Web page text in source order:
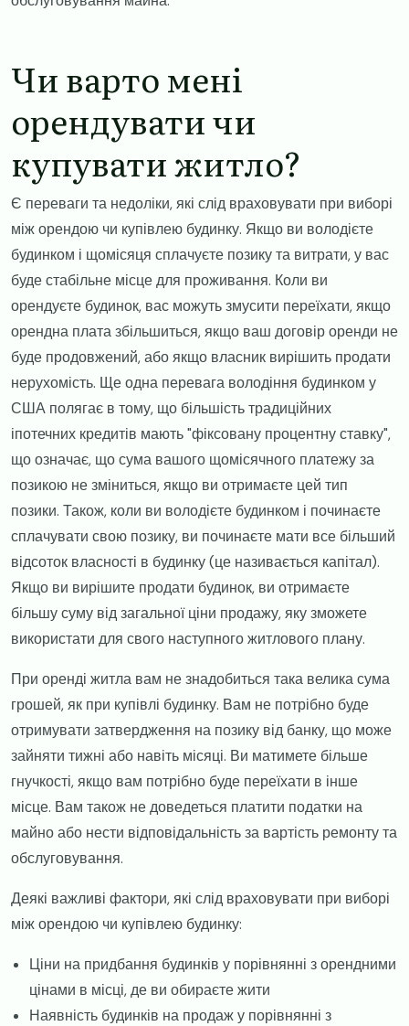
​Чи варто мені
орендувати чи
купувати житло?
​Є переваги та недоліки, які слід враховувати при виборі
між орендою чи купівлею будинку. Якщо ви володієте
будинком і щомісяця сплачуєте позику та витрати, у вас
буде стабільне місце для проживання. Коли ви
орендуєте будинок, вас можуть змусити переїхати, якщо
орендна плата збільшиться, якщо ваш договір оренди не
буде продовжений, або якщо власник вирішить продати
нерухомість. Ще одна перевага володіння будинком у
США полягає в тому, що більшість традиційних
іпотечних кредитів мають "фіксовану процентну ставку",
що означає, що сума вашого щомісячного платежу за
позикою не зміниться, якщо ви отримаєте цей тип
позики. Також, коли ви володієте будинком і починаєте
сплачувати свою позику, ви починаєте мати все більший
відсоток власності в будинку (це називається капітал).
Якщо ви вирішите продати будинок, ви отримаєте
більшу суму від загальної ціни продажу, яку зможете
використати для свого наступного житлового плану.
​При оренді житла вам не знадобиться така велика сума
грошей, як при купівлі будинку. Вам не потрібно буде
отримувати затвердження на позику від банку, що може
зайняти тижні або навіть місяці. Ви матимете більше
гнучкості, якщо вам потрібно буде переїхати в інше
місце. Вам також не доведеться платити податки на
майно або нести відповідальність за вартість ремонту та
обслуговування.
​Деякі важливі фактори, які слід враховувати при виборі
між орендою чи купівлею будинку:
​Ціни на придбання будинків у порівнянні з орендними
цінами в місці, де ви обираєте жити
​Наявність будинків на продаж у порівнянні з